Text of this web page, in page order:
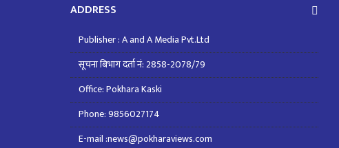
ADDRESS
Publisher : A and A Media Pvt.Ltd
सूचना बिभाग दर्ता नं: 2858-2078/79
Office: Pokhara Kaski
Phone: 9856027174
E-mail :news@pokharaviews.com